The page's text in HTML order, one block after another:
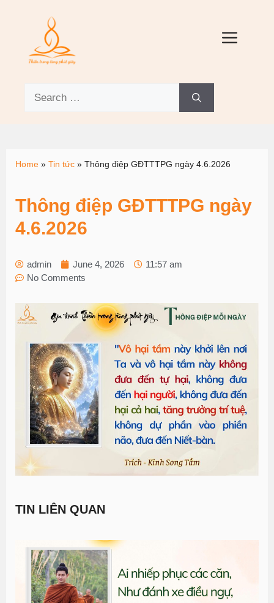
Home » Tin tức » Thông điệp GĐTTTPG ngày 4.6.2026
Thông điệp GĐTTTPG ngày
4.6.2026
admin June 4, 2026
11:57 am
No Comments
TIN LIÊN QUAN